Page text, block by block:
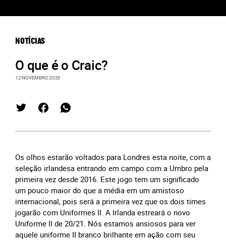
NOTÍCIAS
O que é o Craic?
12 NOVEMBRO 2020
Os olhos estarão voltados para Londres esta noite, com a
seleção irlandesa entrando em campo com a Umbro pela
primeira vez desde 2016. Este jogo tem um significado
um pouco maior do que a média em um amistoso
internacional, pois será a primeira vez que os dois times
jogarão com Uniformes II. A Irlanda estreará o novo
Uniforme II de 20/21. Nós estamos ansiosos para ver
aquele uniforme II branco brilhante em ação com seu